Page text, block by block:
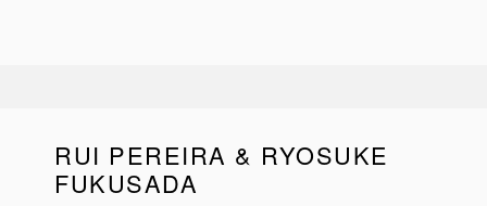
RUI PEREIRA & RYOSUKE
FUKUSADA